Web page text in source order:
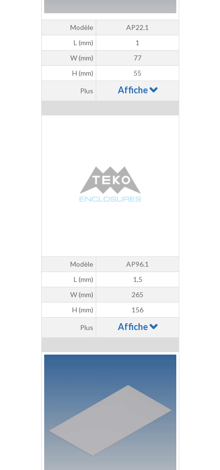
Modèle
AP22.1
L (mm)
1
W (mm)
77
H (mm)
55
Plus Affiche
Modèle
AP96.1
L (mm)
1,5
W (mm)
265
H (mm)
156
Plus Affiche